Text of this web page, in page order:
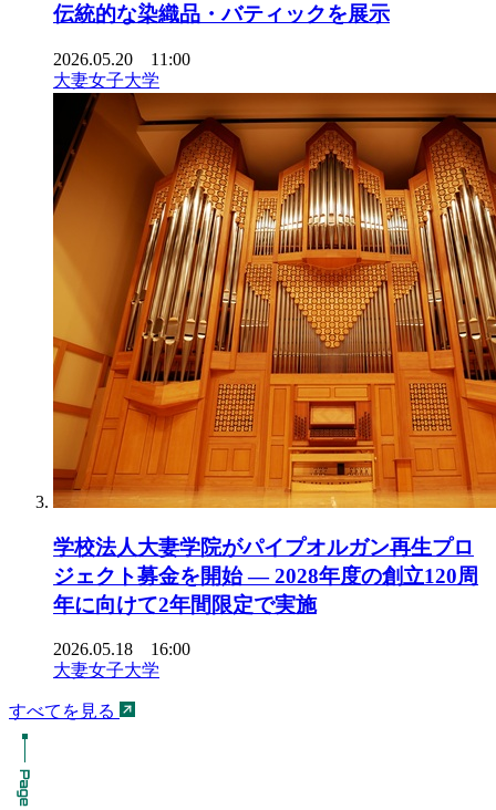
伝統的な染織品・バティックを展示
2026.05.20 11:00
大妻女子大学
学校法人大妻学院がパイプオルガン再生プロ
ジェクト募金を開始 ― 2028年度の創立120周
年に向けて2年間限定で実施
2026.05.18 16:00
大妻女子大学
すべてを見る